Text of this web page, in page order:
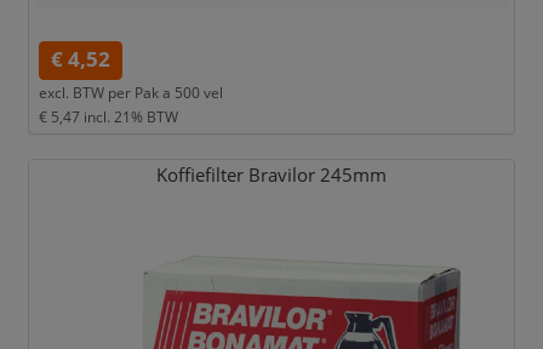
€ 4,52
excl. BTW per Pak a 500 vel
€ 5,47 incl. 21% BTW
Koffiefilter Bravilor 245mm